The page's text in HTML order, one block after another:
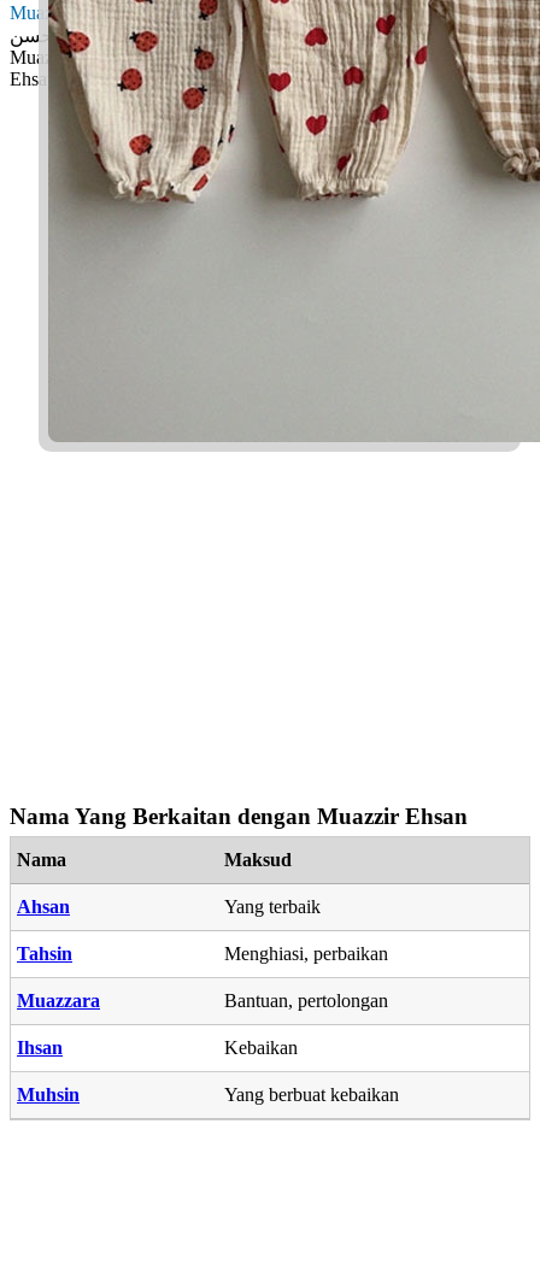
Muazzir Ehsan
موعزر احسن
Muazzir: Penolong, penyokong
Ehsan: Kehebatan
✚ Baju Baby Custom Nama 'Muazzir Ehsan'
Nama Yang Berkaitan dengan Muazzir Ehsan
Nama Maksud
Ahsan Yang terbaik
Tahsin Menghiasi, perbaikan
Muazzara Bantuan, pertolongan
Ihsan Kebaikan
Muhsin Yang berbuat kebaikan